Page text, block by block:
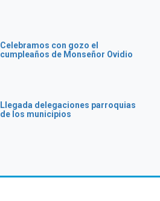
Celebramos con gozo el
cumpleaños de Monseñor Ovidio
Llegada delegaciones parroquias
de los municipios